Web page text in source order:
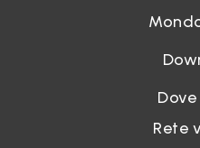
Rete